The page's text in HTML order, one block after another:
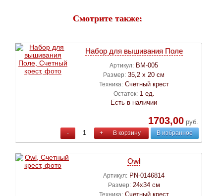
Смотрите также:
Набор для вышивания Поле
Артикул: ВМ-005
Размер: 35,2 х 20 см
Техника: Счетный крест
Остаток: 1 ед.
Есть в наличии
1703,00руб.
- + В корзину В избранное
Owl
Артикул: PN-0146814
Размер: 24х34 см
Техника: Счетный крест